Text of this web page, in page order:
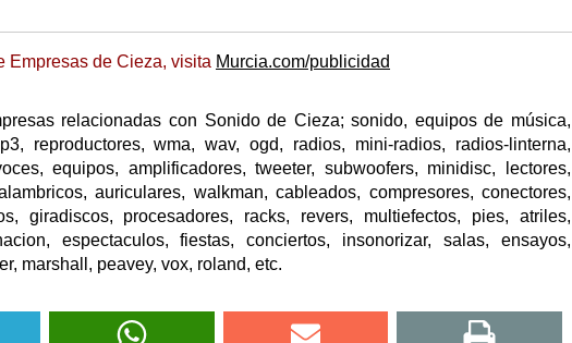
Empresas de Cieza, visita Murcia.com/publicidad
relacionadas con Sonido de Cieza; sonido, equipos de música,
reproductores, wma, wav, ogd, radios, mini-radios, radios-linterna,
equipos, amplificadores, tweeter, subwoofers, minidisc, lectores,
auriculares, walkman, cableados, compresores, conectores,
giradiscos, procesadores, racks, revers, multiefectos, pies, atriles,
espectaculos, fiestas, conciertos, insonorizar, salas, ensayos,
marshall, peavey, vox, roland, etc.